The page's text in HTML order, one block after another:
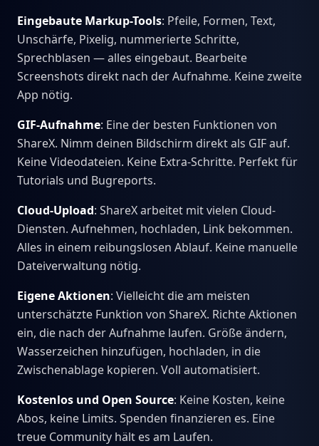
Eingebaute Markup-Tools: Pfeile, Formen, Text,
Unschärfe, Pixelig, nummerierte Schritte,
Sprechblasen — alles eingebaut. Bearbeite
Screenshots direkt nach der Aufnahme. Keine zweite
App nötig.
GIF-Aufnahme: Eine der besten Funktionen von
ShareX. Nimm deinen Bildschirm direkt als GIF auf.
Keine Videodateien. Keine Extra-Schritte. Perfekt für
Tutorials und Bugreports.
Cloud-Upload: ShareX arbeitet mit vielen Cloud-
Diensten. Aufnehmen, hochladen, Link bekommen.
Alles in einem reibungslosen Ablauf. Keine manuelle
Dateiverwaltung nötig.
Eigene Aktionen: Vielleicht die am meisten
unterschätzte Funktion von ShareX. Richte Aktionen
ein, die nach der Aufnahme laufen. Größe ändern,
Wasserzeichen hinzufügen, hochladen, in die
Zwischenablage kopieren. Voll automatisiert.
Kostenlos und Open Source: Keine Kosten, keine
Abos, keine Limits. Spenden finanzieren es. Eine
treue Community hält es am Laufen.